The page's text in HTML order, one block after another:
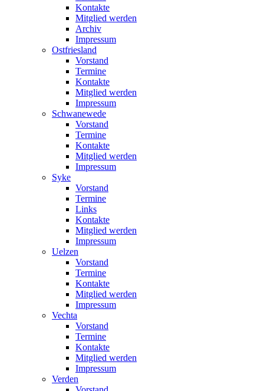
Kontakte
Mitglied werden
Archiv
Impressum
Ostfriesland
Vorstand
Termine
Kontakte
Mitglied werden
Impressum
Schwanewede
Vorstand
Termine
Kontakte
Mitglied werden
Impressum
Syke
Vorstand
Termine
Links
Kontakte
Mitglied werden
Impressum
Uelzen
Vorstand
Termine
Kontakte
Mitglied werden
Impressum
Vechta
Vorstand
Termine
Kontakte
Mitglied werden
Impressum
Verden